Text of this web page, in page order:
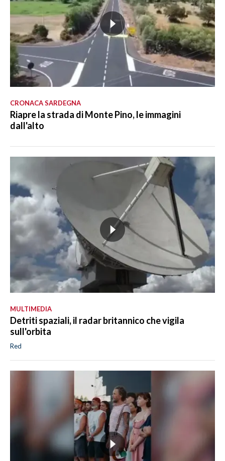
CRONACA SARDEGNA
Riapre la strada di Monte Pino, le immagini
dall'alto
MULTIMEDIA
Detriti spaziali, il radar britannico che vigila
sull'orbita
Red